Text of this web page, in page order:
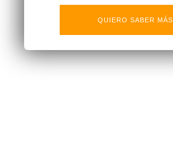
QUIERO SABER MÁS